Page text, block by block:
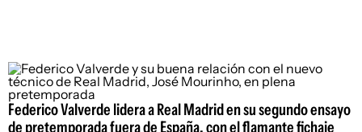
Federico Valverde lidera a Real Madrid en su segundo ensayo
de pretemporada fuera de España, con el flamante fichaje